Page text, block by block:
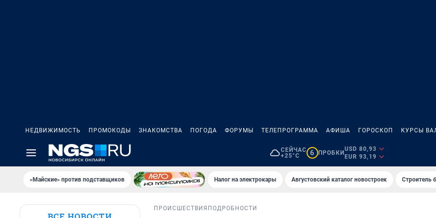
НЕДВИЖИМОСТЬ ПРОМОКОДЫ ЗНАКОМСТВА ПОГОДА ФОРУМЫ ТЕЛЕПРОГРАММА АФИША ГОРОСКОП КУРСЫ
СЕЙЧАС
+25°C
6 ПРОБКИ
USD 80,93
EUR 93,19
«Майские» против подставщиков Налог на электрокары Августовский каталог новостроек Строитель
ПРОИСШЕСТВИЯ ПОДРОБНОСТИ